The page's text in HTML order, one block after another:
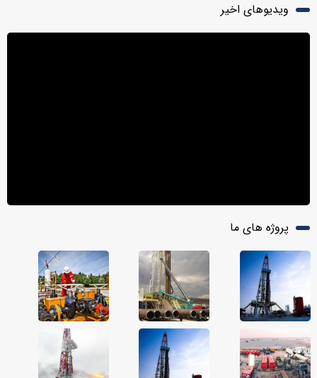
ویدیوهای اخیر
پروژه های ما